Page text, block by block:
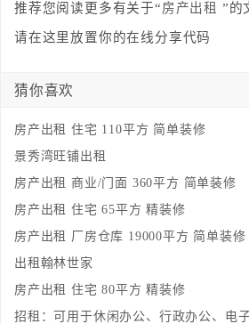
推荐您阅读更多有关于“房产出租 ”的
请在这里放置你的在线分享代码
猜你喜欢
房产出租 住宅 110平方 简单装修
景秀湾旺铺出租
房产出租 商业/门面 360平方 简单装修
房产出租 住宅 65平方 精装修
房产出租 厂房仓库 19000平方 简单装修
出租翰林世家
房产出租 住宅 80平方 精装修
招租：可用于休闲办公、行政办公、电